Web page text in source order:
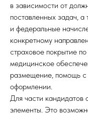
в зависимости от
поставленных задач,
и федеральные
конкретному
страховое покрытие
медицинское
размещение, помощь с
оформлении.
Для части
элементы. Это